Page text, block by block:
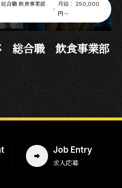
合職 飲食事業部
月給： 250,000
円〜
総合職 飲食事業部
Job Entry
求人応募